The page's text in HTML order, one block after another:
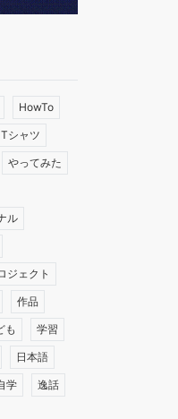
HowTo
Tシャツ
やってみた
ル
ジェクト
作品
も 学習
日本語
学 逸話